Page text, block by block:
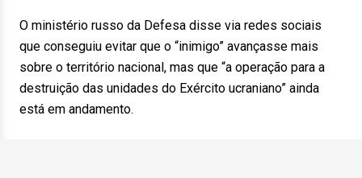
O ministério russo da Defesa disse via redes sociais
que conseguiu evitar que o “inimigo” avançasse mais
sobre o território nacional, mas que “a operação para a
destruição das unidades do Exército ucraniano” ainda
está em andamento.